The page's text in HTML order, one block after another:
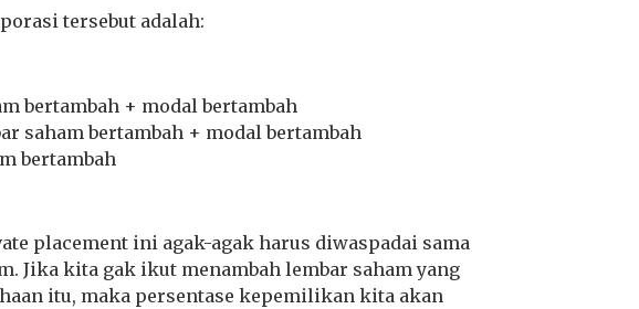
tersebut adalah:
bertambah + modal bertambah
saham bertambah + modal bertambah
bertambah
placement ini agak-agak harus diwaspadai sama
Jika kita gak ikut menambah lembar saham yang
itu, maka persentase kepemilikan kita akan